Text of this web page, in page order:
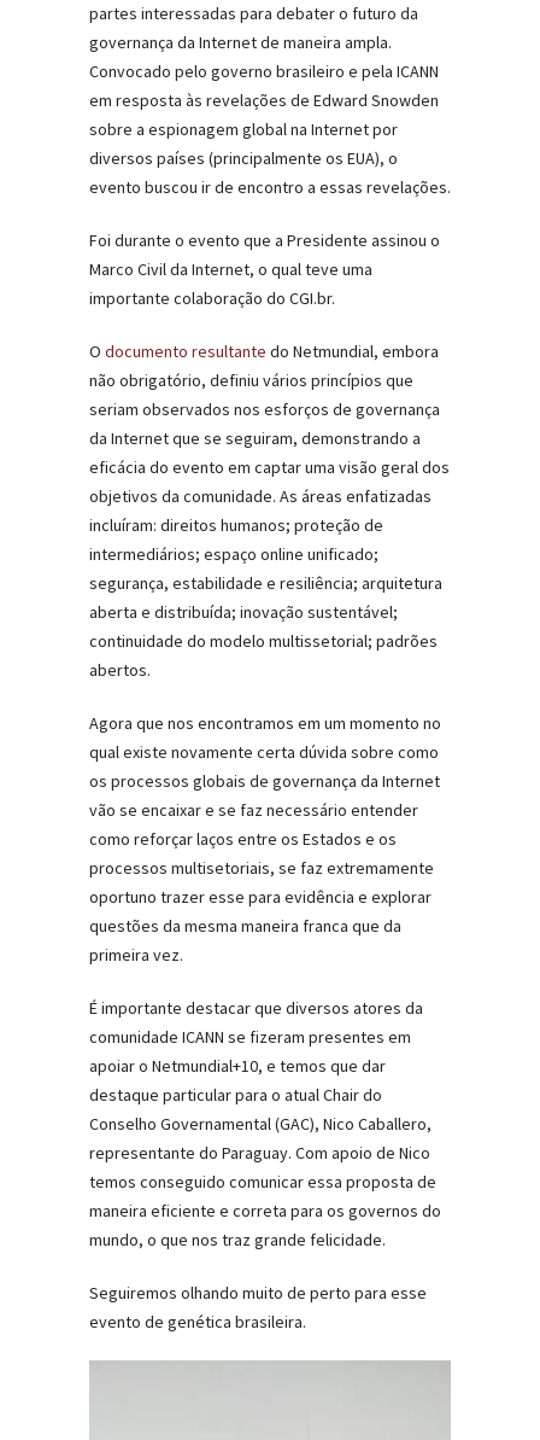
partes interessadas para debater o futuro da
governança da Internet de maneira ampla.
Convocado pelo governo brasileiro e pela ICANN
em resposta às revelações de Edward Snowden
sobre a espionagem global na Internet por
diversos países (principalmente os EUA), o
evento buscou ir de encontro a essas revelações.
Foi durante o evento que a Presidente assinou o
Marco Civil da Internet, o qual teve uma
importante colaboração do CGI.br.
O documento resultante do Netmundial, embora
não obrigatório, definiu vários princípios que
seriam observados nos esforços de governança
da Internet que se seguiram, demonstrando a
eficácia do evento em captar uma visão geral dos
objetivos da comunidade. As áreas enfatizadas
incluíram: direitos humanos; proteção de
intermediários; espaço online unificado;
segurança, estabilidade e resiliência; arquitetura
aberta e distribuída; inovação sustentável;
continuidade do modelo multissetorial; padrões
abertos.
Agora que nos encontramos em um momento no
qual existe novamente certa dúvida sobre como
os processos globais de governança da Internet
vão se encaixar e se faz necessário entender
como reforçar laços entre os Estados e os
processos multisetoriais, se faz extremamente
oportuno trazer esse para evidência e explorar
questões da mesma maneira franca que da
primeira vez.
É importante destacar que diversos atores da
comunidade ICANN se fizeram presentes em
apoiar o Netmundial+10, e temos que dar
destaque particular para o atual Chair do
Conselho Governamental (GAC), Nico Caballero,
representante do Paraguay. Com apoio de Nico
temos conseguido comunicar essa proposta de
maneira eficiente e correta para os governos do
mundo, o que nos traz grande felicidade.
Seguiremos olhando muito de perto para esse
evento de genética brasileira.